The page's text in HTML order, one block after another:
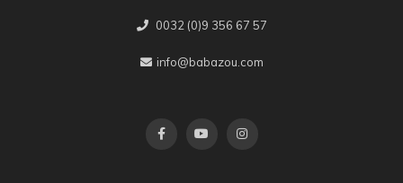
0032 (0)9 356 67 57
info@babazou.com